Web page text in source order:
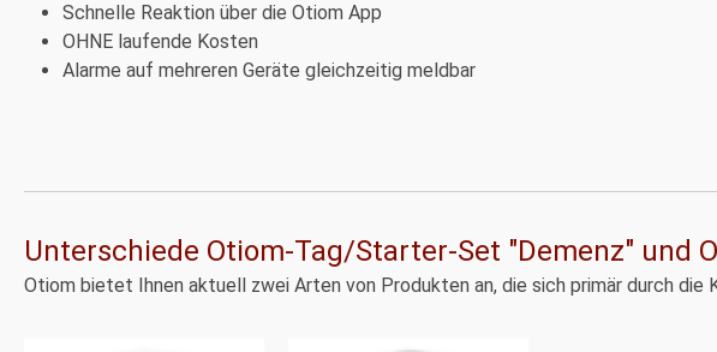
Schnelle Reaktion über die Otiom App
OHNE laufende Kosten
Alarme auf mehreren Geräte gleichzeitig meldbar
Unterschiede Otiom-Tag/Starter-Set "Demenz"
Otiom bietet Ihnen aktuell zwei Arten von Produkten an, die sich primär durch